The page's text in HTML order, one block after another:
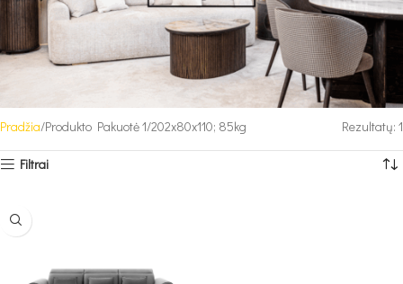
Pradžia Produkto Pakuotė 1 202x80x110; 85kg Rezultatų: 1
Filtrai